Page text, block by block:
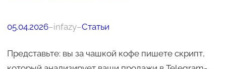
05.04.2026–infazy–Статьи
Представьте: вы за чашкой кофе пишете скрипт,